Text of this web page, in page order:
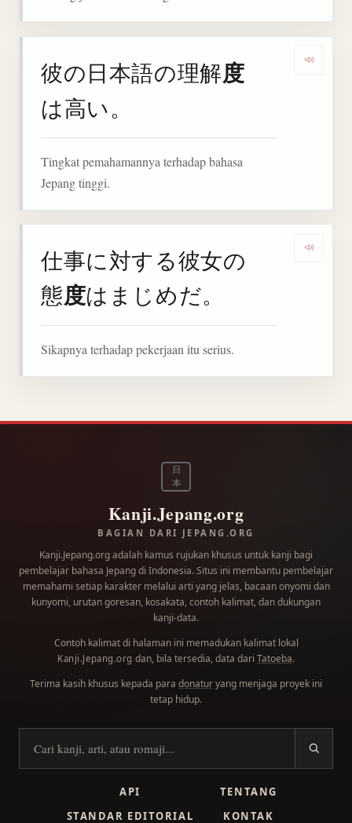
彼の日本語の理解度
は高い。
Tingkat pemahamannya terhadap bahasa
Jepang tinggi.
仕事に対する彼女の
態度はまじめだ。
Sikapnya terhadap pekerjaan itu serius.
日
本
Kanji.Jepang.org
BAGIAN DARI JEPANG.ORG
Kanji.Jepang.org adalah kamus rujukan khusus untuk kanji bagi
pembelajar bahasa Jepang di Indonesia. Situs ini membantu pembelajar
memahami setiap karakter melalui arti yang jelas, bacaan onyomi dan
kunyomi, urutan goresan, kosakata, contoh kalimat, dan dukungan
kanji-data.
Contoh kalimat di halaman ini memadukan kalimat lokal
Kanji.Jepang.org dan, bila tersedia, data dari Tatoeba.
Terima kasih khusus kepada para donaturyang menjaga proyek ini
tetap hidup.
Cari kanji
API
TENTANG
STANDAR EDITORIAL
KONTAK